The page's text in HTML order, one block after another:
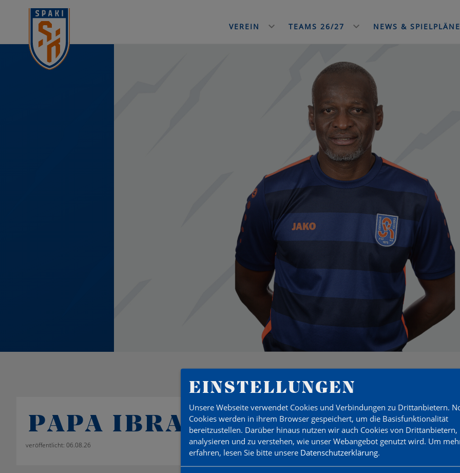
VEREIN TEAMS 26/27 NEWS &
PAPA IBRA FALL
veröffentlicht: 06.08.26
EINSTELLUNGEN
Unsere Webseite verwendet Cookies und Verbindungen zu Drittanbietern.
Cookies werden in ihrem Browser gespeichert, um die Basisfunktionalität
bereitzustellen. Darüber hinaus nutzen wir auch Cookies von Drittanbietern,
analysieren und zu verstehen, wie unser Webangebot genutzt wird. Um
erfahren, lesen Sie bitte unsere Datenschutzerklärung.